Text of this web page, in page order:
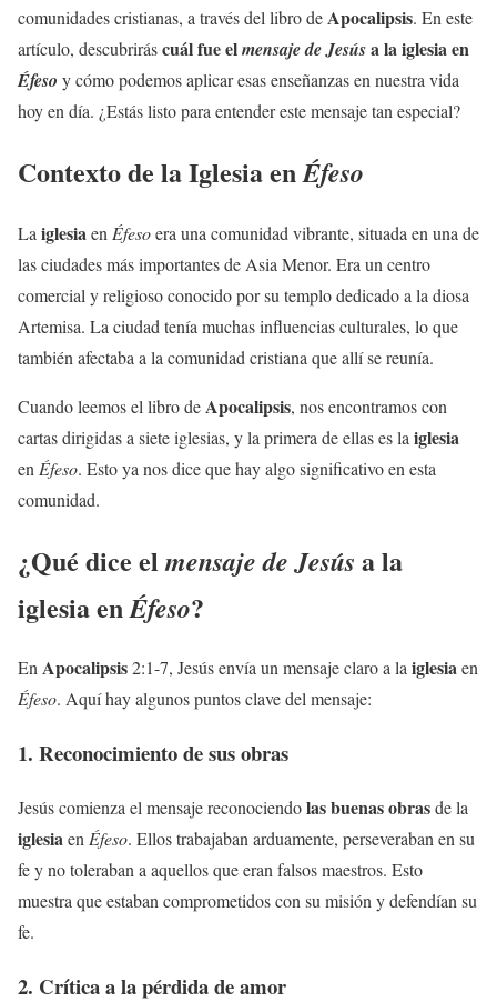
comunidades cristianas, a través del libro deApocalipsis. En este
artículo, descubriráscuál fue elmensaje de Jesúsa laiglesiaen
Éfeso y cómo podemos aplicar esas enseñanzas en nuestra vida
hoy en día. ¿Estás listo para entender este mensaje tan especial?
Contexto de la Iglesia enÉfeso
La iglesiaen Éfesoera una comunidad vibrante, situada en una de
las ciudades más importantes de Asia Menor. Era un centro
comercial y religioso conocido por su templo dedicado a la diosa
Artemisa. La ciudad tenía muchas influencias culturales, lo que
también afectaba a la comunidad cristiana que allí se reunía.
Cuando leemos el libro deApocalipsis, nos encontramos con
cartas dirigidas a siete iglesias, y la primera de ellas es la iglesia
en Éfeso. Esto ya nos dice que hay algo significativo en esta
comunidad.
¿Qué dice elmensaje de Jesús a la
iglesiaenÉfeso?
EnApocalipsis2:1-7, Jesús envía un mensaje claro a laiglesiaen
Éfeso. Aquí hay algunos puntos clave del mensaje:
1. Reconocimiento de sus obras
Jesús comienza el mensaje reconociendolas buenas obrasde la
iglesiaen Éfeso. Ellos trabajaban arduamente, perseveraban en su
fe y no toleraban a aquellos que eran falsos maestros. Esto
muestra que estaban comprometidos con su misión y defendían su
fe.
2. Crítica a la pérdida de amor